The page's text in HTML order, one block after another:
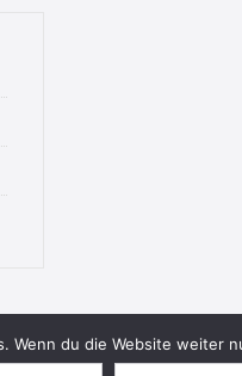
© 2026
Wenn du die Website